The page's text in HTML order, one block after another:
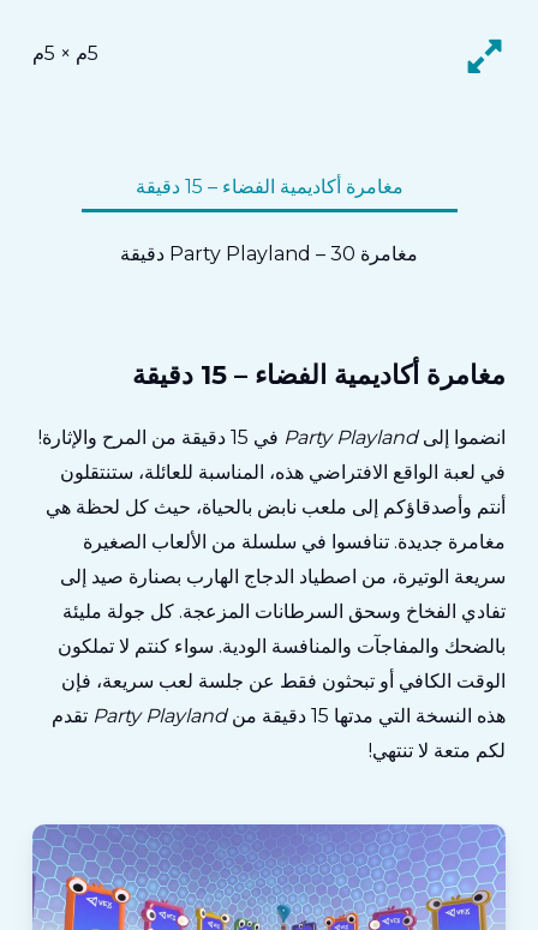
5م × 5م
مغامرة أكاديمية الفضاء – 15 دقيقة
مغامرة Party Playland – 30 دقيقة
مغامرة أكاديمية الفضاء – 15 دقيقة
انضموا إلىParty Playland
في 15 دقيقة من المرح والإثارة!
في لعبة الواقع الافتراضي هذه، المناسبة للعائلة، ستنتقلون
أنتم وأصدقاؤكم إلى ملعب نابض بالحياة، حيث كل لحظة هي
مغامرة جديدة. تنافسوا في سلسلة من الألعاب الصغيرة
سريعة الوتيرة، من اصطياد الدجاج الهارب بصنارة صيد إلى
تفادي الفخاخ وسحق السرطانات المزعجة. كل جولة مليئة
بالضحك والمفاجآت والمنافسة الودية. سواء كنتم لا تملكون
الوقت الكافي أو تبحثون فقط عن جلسة لعب سريعة، فإن
هذه النسخة التي مدتها 15 دقيقة من
Party Playland تقدم
لكم متعة لا تنتهي!